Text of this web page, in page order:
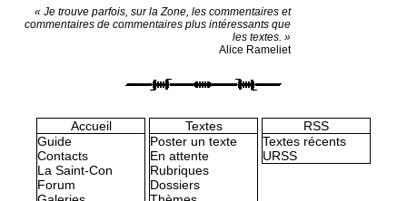
« Je trouve parfois, sur la Zone, les commentaires et
commentaires de commentaires plus intéressants que
les textes. »
Alice Rameliet
Accueil
Guide
Contacts
La Saint-Con
Forum
Textes
Poster un texte
En attente
Rubriques
Dossiers
RSS
Textes récents
URSS